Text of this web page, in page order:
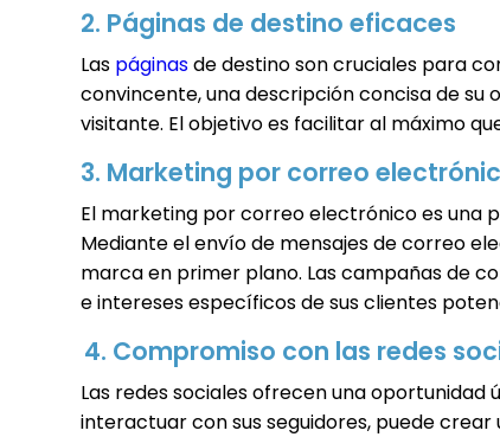
2. Páginas de destino eficaces
Las páginasde destino son cruciales para
convincente, una descripción concisa de
visitante. El objetivo es facilitar al máximo
3. Marketing por correo
El marketing por correo electrónico es una
Mediante el envío de mensajes de correo
marca en primer plano. Las campañas de
e intereses específicos de sus clientes
4. Compromiso con las redes
Las redes sociales ofrecen una
interactuar con sus seguidores, puede